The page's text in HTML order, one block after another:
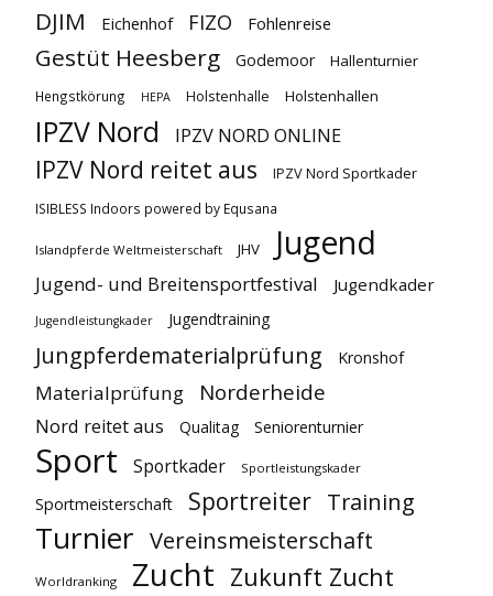
DJIM Eichenhof FIZO Fohlenreise
Gestüt Heesberg Godemoor Hallenturnier
Hengstkörung HEPA Holstenhalle Holstenhallen
IPZV Nord IPZV NORD ONLINE
IPZV Nord reitet aus IPZV Nord Sportkader
ISIBLESS Indoors powered by Equsana
Islandpferde Weltmeisterschaft JHV Jugend
Jugend- und Breitensportfestival Jugendkader
Jugendleistungkader Jugendtraining
Jungpferdematerialprüfung Kronshof
Materialprüfung Norderheide
Nord reitet aus Qualitag Seniorenturnier
Sport Sportkader Sportleistungskader
Sportmeisterschaft Sportreiter Training
Turnier Vereinsmeisterschaft
Worldranking Zucht Zukunft Zucht